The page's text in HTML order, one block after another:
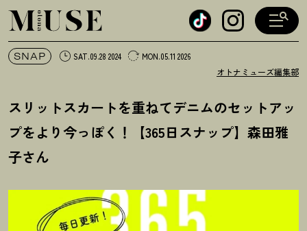
オトナミューズ ウェブ
SNAP SAT.09.28 2024 MON.05.11 2026
オトナミューズ編集部
スリットスカートを重ねてデニムのセットアッ
プをより今っぽく ！
【365日スナップ】森田雅
子さん